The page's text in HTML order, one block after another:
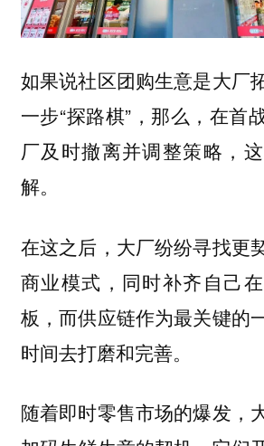
如果说社区团购生意是大厂
一步“探路棋”，那么，在首
厂及时撤离并调整策略，
解。
在这之后，大厂纷纷寻找更
商业模式，同时补齐自己
板，而供应链作为最关键的
时间去打磨和完善。
随着即时零售市场的爆发，